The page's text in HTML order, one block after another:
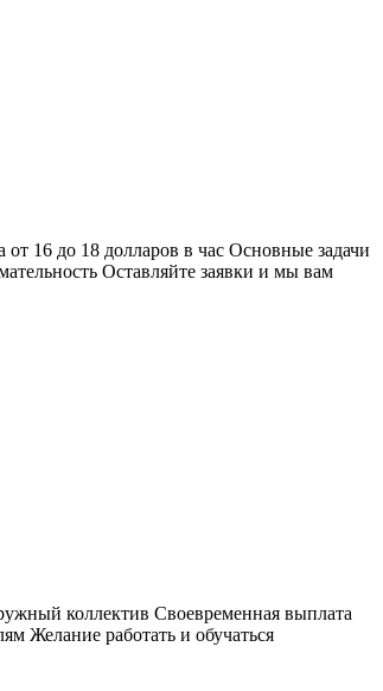
16 до 18 долларов в час Основные задачи
Оставляйте заявки и мы вам
коллектив Своевременная выплата
Желание работать и обучаться